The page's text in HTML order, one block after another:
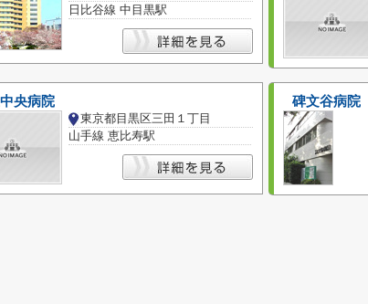
日比谷線 中目黒駅
央病院
東京都目黒区三田１丁目
山手線 恵比寿駅
碑文谷病院